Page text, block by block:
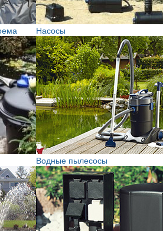
Насосы
Водные пылесосы